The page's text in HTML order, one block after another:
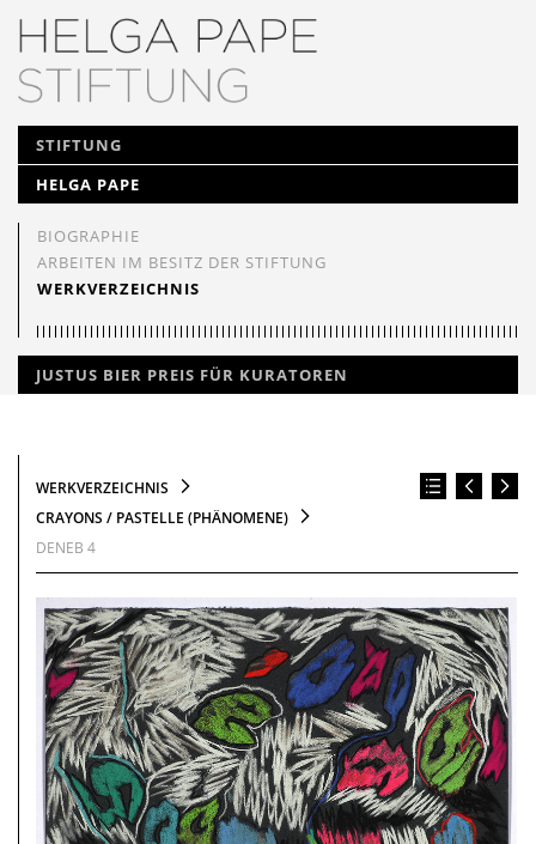
NAVIGATION
ÜBERSPRINGEN
STIFTUNG
HELGA PAPE
BIOGRAPHIE
ARBEITEN IM BESITZ DER STIFTUNG
WERKVERZEICHNIS
JUSTUS BIER PREIS FÜR KURATOREN
WERKVERZEICHNIS
CRAYONS / PASTELLE (PHÄNOMENE)
DENEB 4